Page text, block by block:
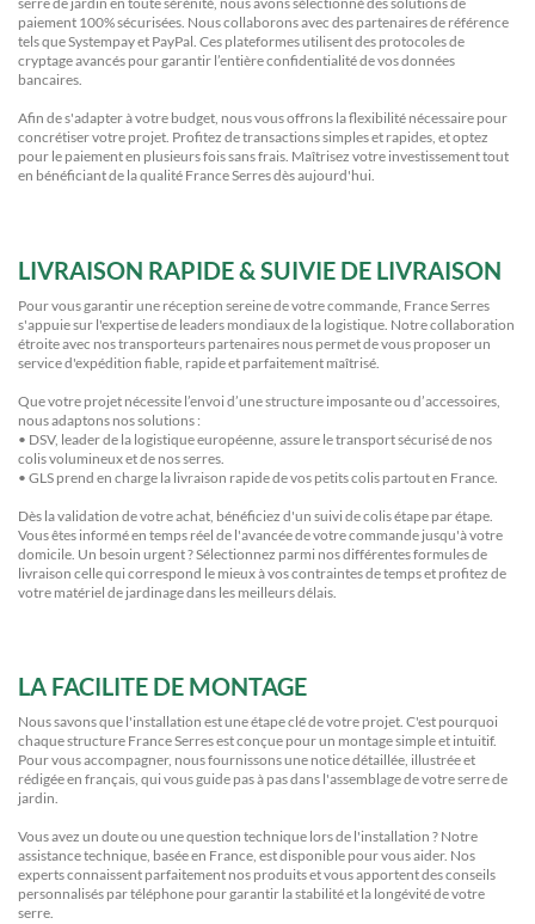
paiement 100% sécurisées. Nous collaborons avec des partenaires de référence
tels que Systempay et PayPal. Ces plateformes utilisent des protocoles de
cryptage avancés pour garantir l’entière confidentialité de vos données
bancaires.
Afin de s'adapter à votre budget, nous vous offrons la flexibilité nécessaire pour
concrétiser votre projet. Profitez de transactions simples et rapides, et optez
pour le paiement en plusieurs fois sans frais. Maîtrisez votre investissement tout
en bénéficiant de la qualité France Serres dès aujourd'hui.
LIVRAISON RAPIDE & SUIVIE DE LIVRAISON
Pour vous garantir une réception sereine de votre commande, France Serres
s'appuie sur l'expertise de leaders mondiaux de la logistique. Notre collaboration
étroite avec nos transporteurs partenaires nous permet de vous proposer un
service d'expédition fiable, rapide et parfaitement maîtrisé.
Que votre projet nécessite l’envoi d’une structure imposante ou d’accessoires,
nous adaptons nos solutions :
• DSV, leader de la logistique européenne, assure le transport sécurisé de nos
colis volumineux et de nos serres.
• GLS prend en charge la livraison rapide de vos petits colis partout en France.
Dès la validation de votre achat, bénéficiez d'un suivi de colis étape par étape.
Vous êtes informé en temps réel de l'avancée de votre commande jusqu'à votre
domicile. Un besoin urgent ? Sélectionnez parmi nos différentes formules de
livraison celle qui correspond le mieux à vos contraintes de temps et profitez de
votre matériel de jardinage dans les meilleurs délais.
LA FACILITE DE MONTAGE
Nous savons que l'installation est une étape clé de votre projet. C'est pourquoi
chaque structure France Serres est conçue pour un montage simple et intuitif.
Pour vous accompagner, nous fournissons une notice détaillée, illustrée et
rédigée en français, qui vous guide pas à pas dans l'assemblage de votre serre de
jardin.
Vous avez un doute ou une question technique lors de l'installation ? Notre
assistance technique, basée en France, est disponible pour vous aider. Nos
experts connaissent parfaitement nos produits et vous apportent des conseils
personnalisés par téléphone pour garantir la stabilité et la longévité de votre
serre.